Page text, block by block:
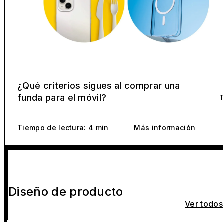
¿Qué criterios sigues al comprar una
funda para el móvil?
Tiempo de lectura: 4 min Más información
Diseño de producto
Ver todos